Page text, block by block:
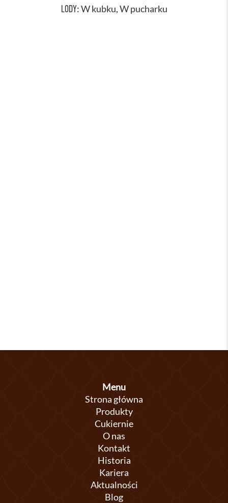
LODY:W kubku,W pucharku
Menu
Strona główna
Produkty
Cukiernie
O nas
Kontakt
Historia
Kariera
Aktualności
Blog